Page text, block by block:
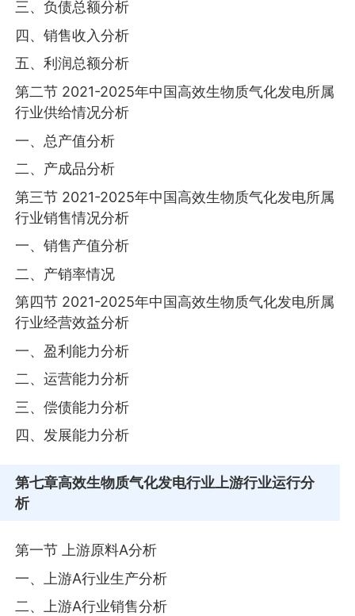
三、负债总额分析
四、销售收入分析
五、利润总额分析
第二节 2021-2025年中国高效生物质气化发电所属
行业供给情况分析
一、总产值分析
二、产成品分析
第三节 2021-2025年中国高效生物质气化发电所属
行业销售情况分析
一、销售产值分析
二、产销率情况
第四节 2021-2025年中国高效生物质气化发电所属
行业经营效益分析
一、盈利能力分析
二、运营能力分析
三、偿债能力分析
四、发展能力分析
第七章高效生物质气化发电行业上游行业运行分
析
第一节 上游原料A分析
一、上游A行业生产分析
二、上游A行业销售分析